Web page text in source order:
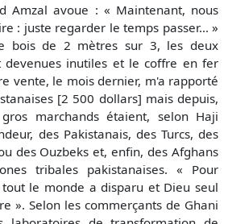
Amzal avoue : « Maintenant, nous
: juste regarder le temps passer... »
bois de 2 mètres sur 3, les deux
devenues inutiles et le coffre en fer
vente, le mois dernier, m'a rapporté
[2 500 dollars] mais depuis,
marchands étaient, selon Haji
des Pakistanais, des Turcs, des
des Ouzbeks et, enfin, des Afghans
tribales pakistanaises. « Pour
le monde a disparu et Dieu seul
». Selon les commerçants de Ghani